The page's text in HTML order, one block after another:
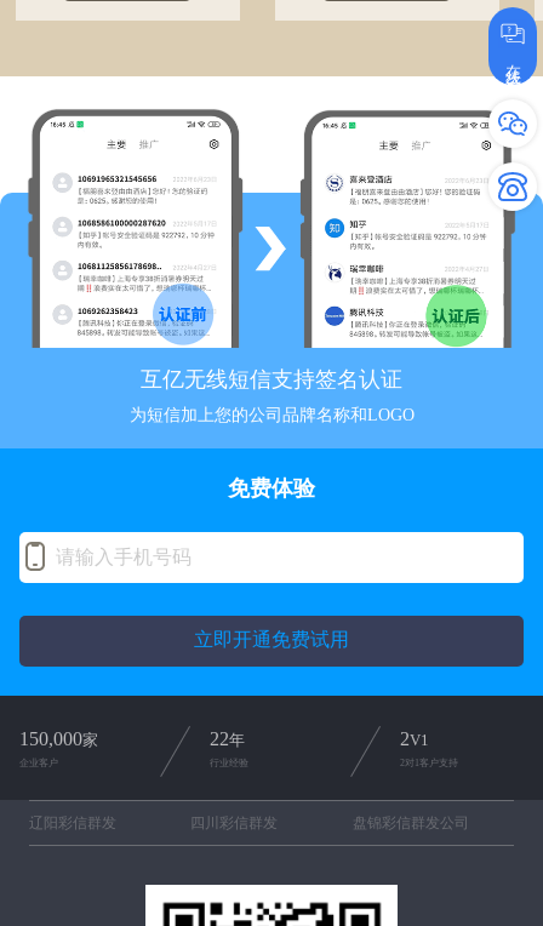
互亿无线短信支持签名认证
为短信加上您的公司品牌名称和LOGO
在线咨询
免费体验
立即开通免费试用
150,000家
企业客户
22年
行业经验
2V1
2对1客户支持
辽阳彩信群发 四川彩信群发 盘锦彩信群发公司